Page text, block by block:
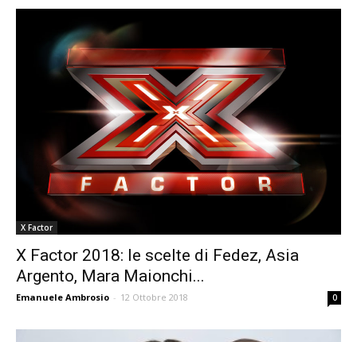
X Factor
X Factor 2018: le scelte di Fedez, Asia
Argento, Mara Maionchi...
Emanuele Ambrosio - 12 Ottobre 2018 0